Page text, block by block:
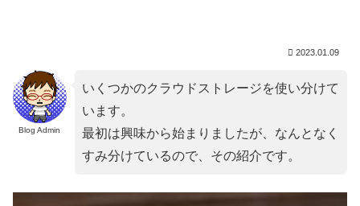
2023.01.09
Blog Admin
いくつかのクラウドストレージを使い分けて
います。
最初は興味から始まりましたが、なんとなく
すみ分けているので、その紹介です。